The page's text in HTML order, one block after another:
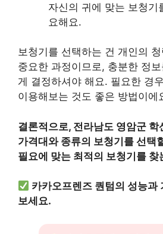
자신의 귀에 맞는 보청기
요해요.
보청기를 선택하는 건 개인의
중요한 과정이므로, 충분한 정
게 결정하셔야 해요. 필요한 경
이용해보는 것도 좋은 방법이에
결론적으로, 전라남도 영암군
가격대와 종류의 보청기를 선택
필요에 맞는 최적의 보청기를 찾
카카오프렌즈 퀀텀의 성능과
보세요.